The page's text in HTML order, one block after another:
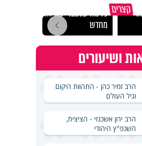
קצרים כל מה שנשבר יכול להיבנות
מחדש
ושיעורים
הרב זמיר כהן - התהוות היקום
וגיל העולם
הרב ירון אשכנזי - הציצית,
השכפ"ץ היהודי